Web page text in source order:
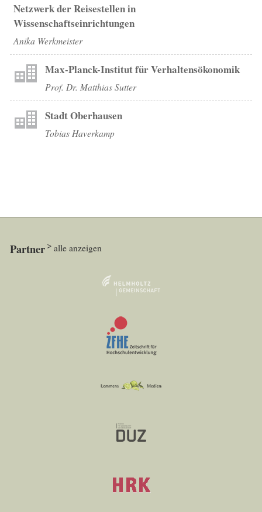
Netzwerk der Reisestellen in
Wissenschaftseinrichtungen
Anika Werkmeister
Max-Planck-Institut für Verhaltensökonomik
Prof. Dr. Matthias Sutter
Stadt Oberhausen
Tobias Haverkamp
Partner alle anzeigen